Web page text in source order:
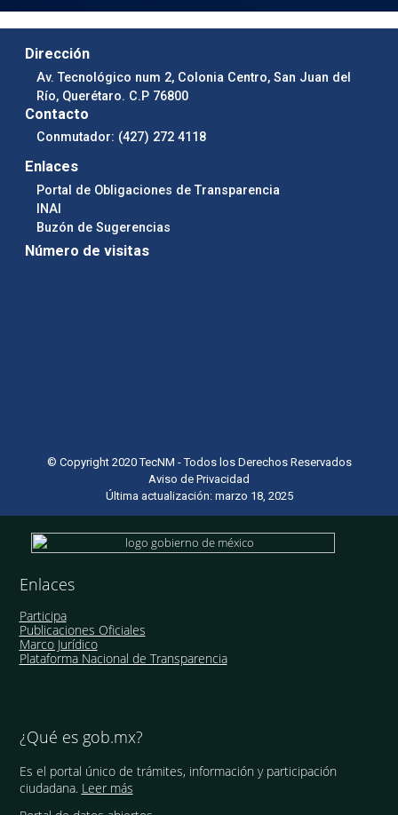
Dirección
Av. Tecnológico num 2, Colonia Centro, San Juan del
Río, Querétaro. C.P 76800
Contacto
Conmutador: (427) 272 4118
Enlaces
Portal de Obligaciones de Transparencia
INAI
Buzón de Sugerencias
Número de visitas
© Copyright 2020 TecNM - Todos los Derechos Reservados
Aviso de Privacidad
Última actualización: marzo 18, 2025
Enlaces
Participa
Publicaciones Oficiales
Marco Jurídico
Plataforma Nacional de Transparencia
¿Qué es gob.mx?
Es el portal único de trámites, información y participación
ciudadana. Leer más